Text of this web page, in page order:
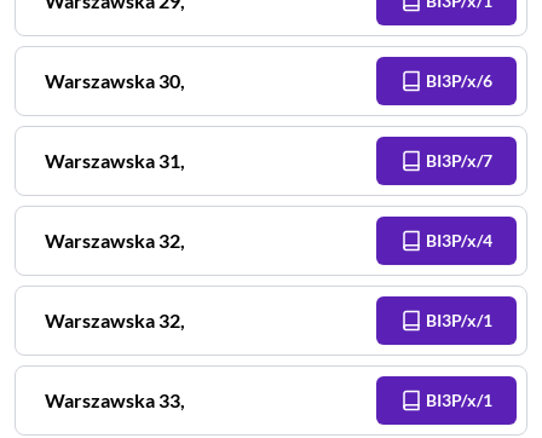
Warszawska30, BI3P/x/6
Warszawska31, BI3P/x/7
Warszawska32, BI3P/x/4
Warszawska32, BI3P/x/1
Warszawska33, BI3P/x/1